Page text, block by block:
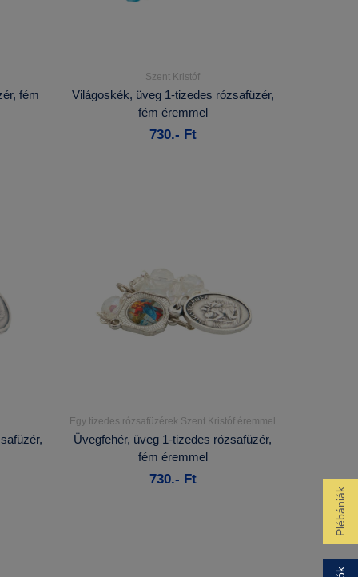
Plébániák
fém
Kosárba
Szent Kristóf
Világoskék, üveg 1-tizedes rózsafüzér,
fém éremmel
730.- Ft
Kosárba
Egy tizedes rózsafüzérek Szent Kristóf éremmel
Üvegfehér, üveg 1-tizedes rózsafüzér,
fém éremmel
730.- Ft